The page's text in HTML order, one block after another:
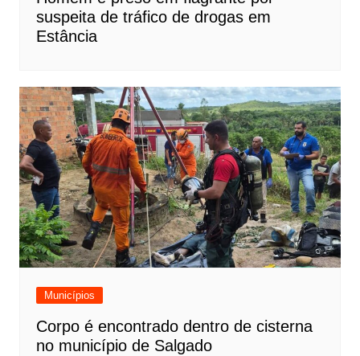
suspeita de tráfico de drogas em
Estância
Municípios
Corpo é encontrado dentro de cisterna
no município de Salgado